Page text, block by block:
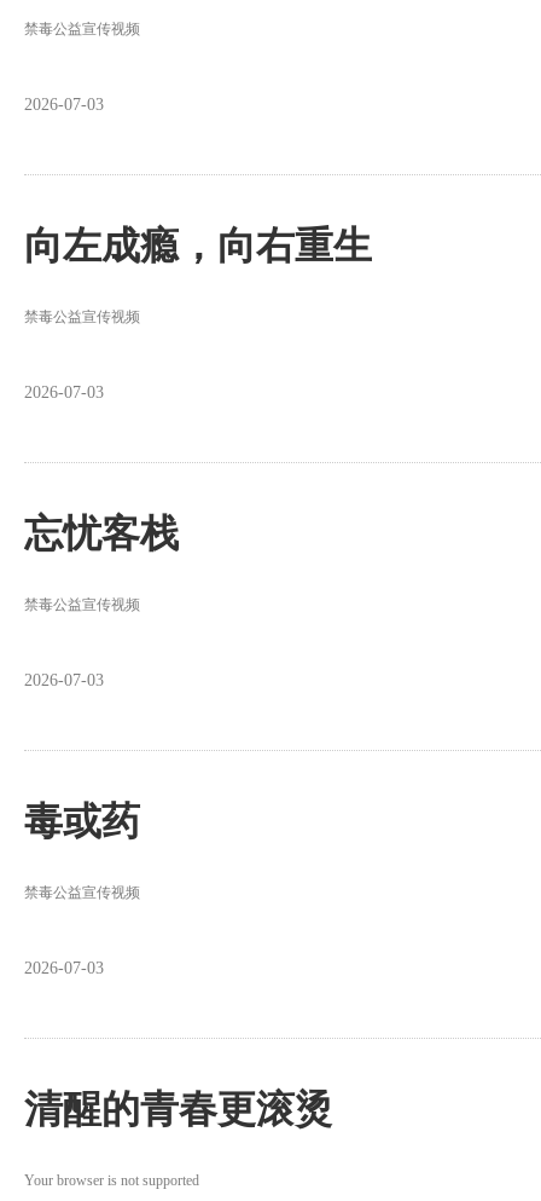
禁毒公益宣传视频
2026-07-03
向左成瘾，向右重生
禁毒公益宣传视频
2026-07-03
忘忧客栈
禁毒公益宣传视频
2026-07-03
毒或药
禁毒公益宣传视频
2026-07-03
清醒的青春更滚烫
Your browser is not supported